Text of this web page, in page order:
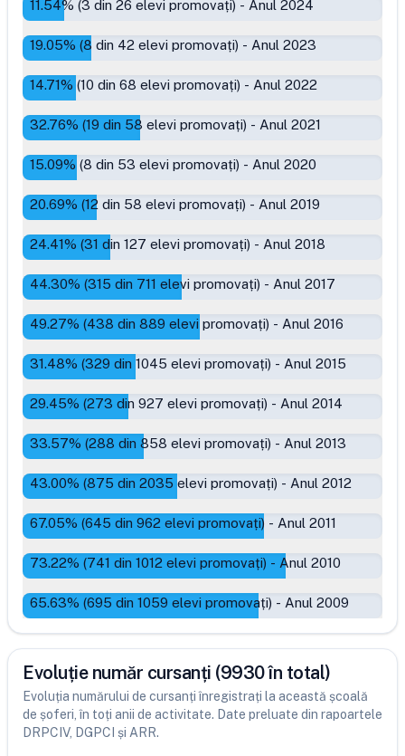
11.54% (3 din 26 elevi promovați) - Anul 2024
19.05% (8 din 42 elevi promovați) - Anul 2023
14.71% (10 din 68 elevi promovați) - Anul 2022
32.76% (19 din 58 elevi promovați) - Anul 2021
15.09% (8 din 53 elevi promovați) - Anul 2020
20.69% (12 din 58 elevi promovați) - Anul 2019
24.41% (31 din 127 elevi promovați) - Anul 2018
44.30% (315 din 711 elevi promovați) - Anul 2017
49.27% (438 din 889 elevi promovați) - Anul 2016
31.48% (329 din 1045 elevi promovați) - Anul 2015
29.45% (273 din 927 elevi promovați) - Anul 2014
33.57% (288 din 858 elevi promovați) - Anul 2013
43.00% (875 din 2035 elevi promovați) - Anul 2012
67.05% (645 din 962 elevi promovați) - Anul 2011
73.22% (741 din 1012 elevi promovați) - Anul 2010
65.63% (695 din 1059 elevi promovați) - Anul 2009
Evoluție număr cursanți (9930 în total)
Evoluția numărului de cursanți înregistrați la această școală
de șoferi, în toți anii de activitate. Date preluate din rapoartele
DRPCIV, DGPCI și ARR.